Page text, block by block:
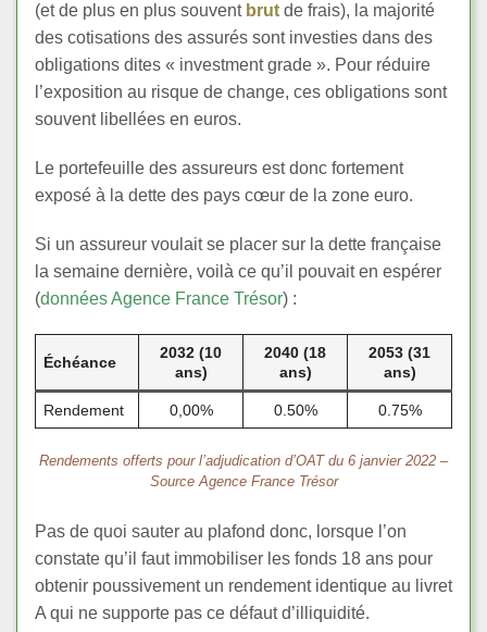
(et de plus en plus souvent brut de frais), la majorité
des cotisations des assurés sont investies dans des
obligations dites « investment grade ». Pour réduire
l’exposition au risque de change, ces obligations sont
souvent libellées en euros.
Le portefeuille des assureurs est donc fortement
exposé à la dette des pays cœur de la zone euro.
Si un assureur voulait se placer sur la dette française
la semaine dernière, voilà ce qu’il pouvait en espérer
(données Agence France Trésor) :
Échéance
2032 (10
ans)
2040 (18
ans)
2053 (31
ans)
Rendement 0,00% 0.50% 0.75%
Rendements offerts pour l’adjudication d’OAT du 6 janvier 2022 –
Source Agence France Trésor
Pas de quoi sauter au plafond donc, lorsque l’on
constate qu’il faut immobiliser les fonds 18 ans pour
obtenir poussivement un rendement identique au livret
A qui ne supporte pas ce défaut d’illiquidité.